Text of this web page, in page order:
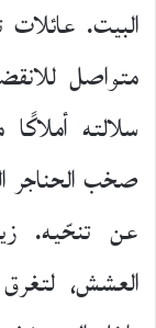
البيت.
متواصل
سلالته
صخب الحناجر
عن تنحّيه.
العشش،